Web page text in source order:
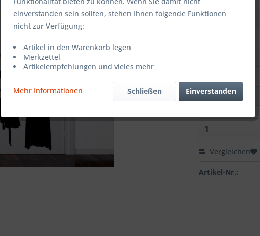
Vergleichen
Artikel-Nr.:
einverstanden sein sollten, stehen Ihnen folgende Funktionen
nicht zur Verfügung:
Artikel in den Warenkorb legen
Merkzettel
Artikelempfehlungen und vieles mehr
Mehr Informationen Einverstanden
Schließen